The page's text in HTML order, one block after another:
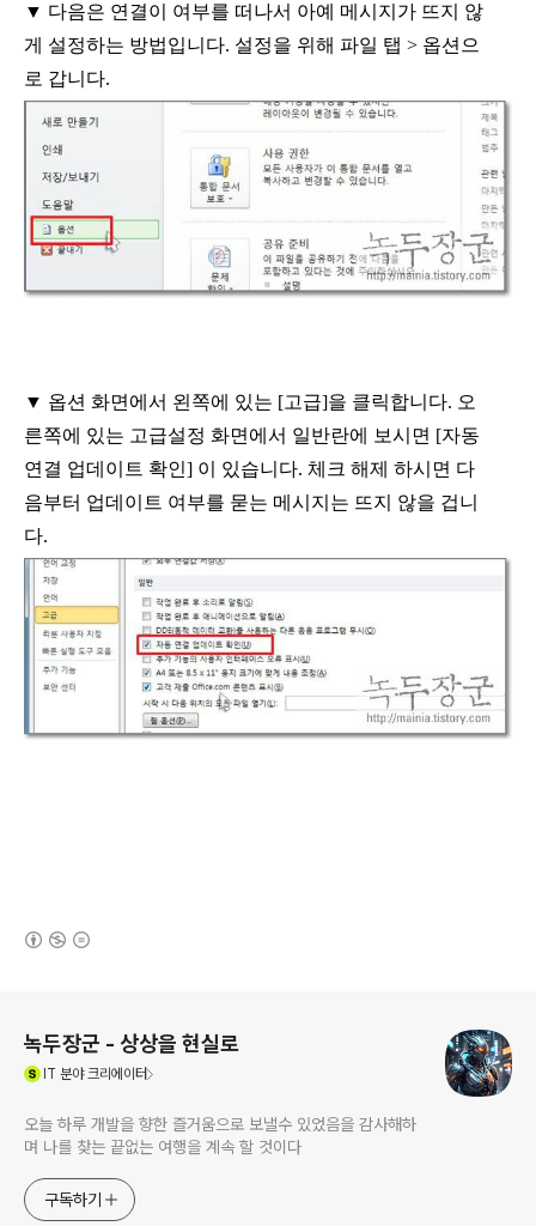
▼ 다음은 연결이 여부를 떠나서 아예 메시지가 뜨지 않
게 설정하는 방법입니다. 설정을 위해 파일 탭 > 옵션으
로 갑니다.
▼ 옵션 화면에서 왼쪽에 있는 [고급]을 클릭합니다. 오
른쪽에 있는 고급설정 화면에서 일반란에 보시면 [자동
연결 업데이트 확인] 이 있습니다. 체크 해제 하시면 다
음부터 업데이트 여부를 묻는 메시지는 뜨지 않을 겁니
다.
녹두장군 - 상상을 현실로
IT 분야 크리에이터
오늘 하루 개발을 향한 즐거움으로 보낼수 있었음을 감사해하
며 나를 찾는 끝없는 여행을 계속 할 것이다
구독하기